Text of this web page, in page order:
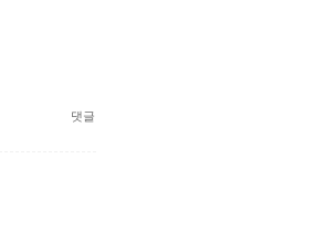
댓글